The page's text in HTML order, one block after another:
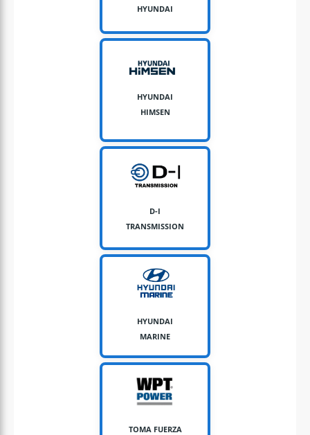
HYUNDAI
HYUNDAI
HIMSEN
D-I
TRANSMISSION
HYUNDAI
MARINE
TOMA FUERZA